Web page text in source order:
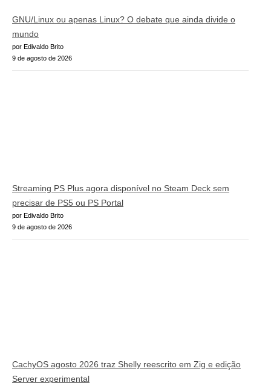
GNU/Linux ou apenas Linux? O debate que ainda divide o
mundo
por Edivaldo Brito
9 de agosto de 2026
Streaming PS Plus agora disponível no Steam Deck sem
precisar de PS5 ou PS Portal
por Edivaldo Brito
9 de agosto de 2026
CachyOS agosto 2026 traz Shelly reescrito em Zig e edição
Server experimental